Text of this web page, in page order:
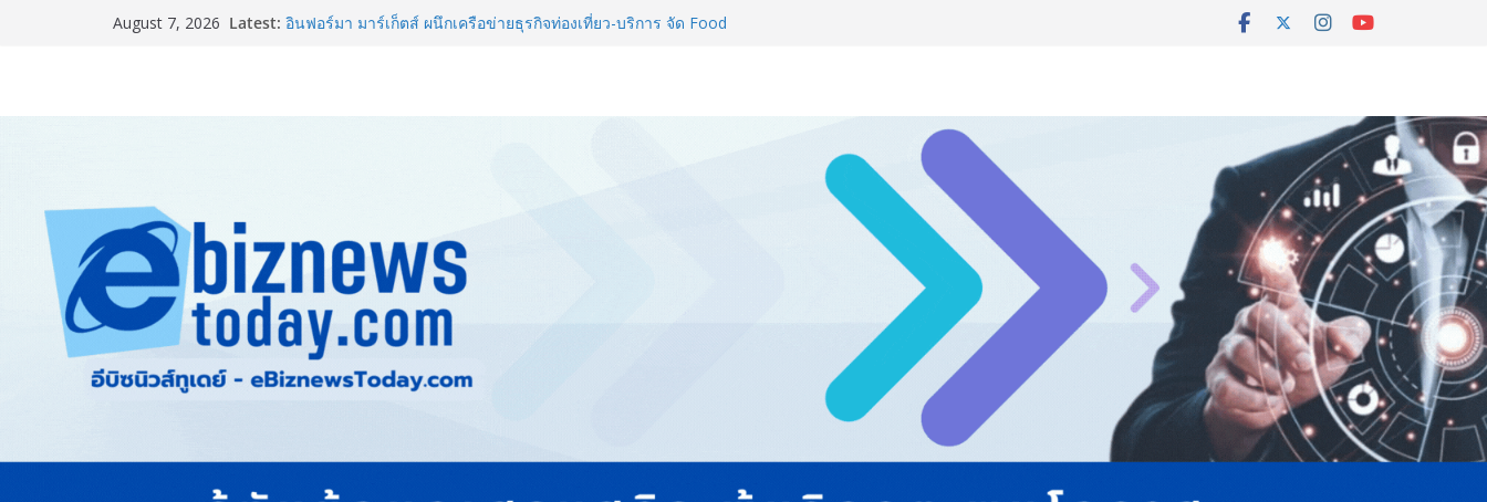
August 7, 2026 Latest: อินฟอร์มา มาร์เก็ตส์ ผนึกเครือข่ายธุรกิจท่องเที่ยว-บริการ จัด Food
สตาร์ทวันนี้ Franchise Expo Thailand & TESE 2026 พบทัพ
เงินสะพัด 220 ลบ.
Thailand LAB INTERNATIONAL 2026 ผนึก Bio+HealthTech
INTERNATIONAL และ FutureCHEM INTERNATIONAL เปิดเวที
AI ขับเคลื่อนนวัตกรรมวิทยาศาสตร์และสุขภาพ